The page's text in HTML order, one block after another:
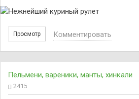
Просмотр Комментировать
Пельмени, вареники, манты, хинкали
2415